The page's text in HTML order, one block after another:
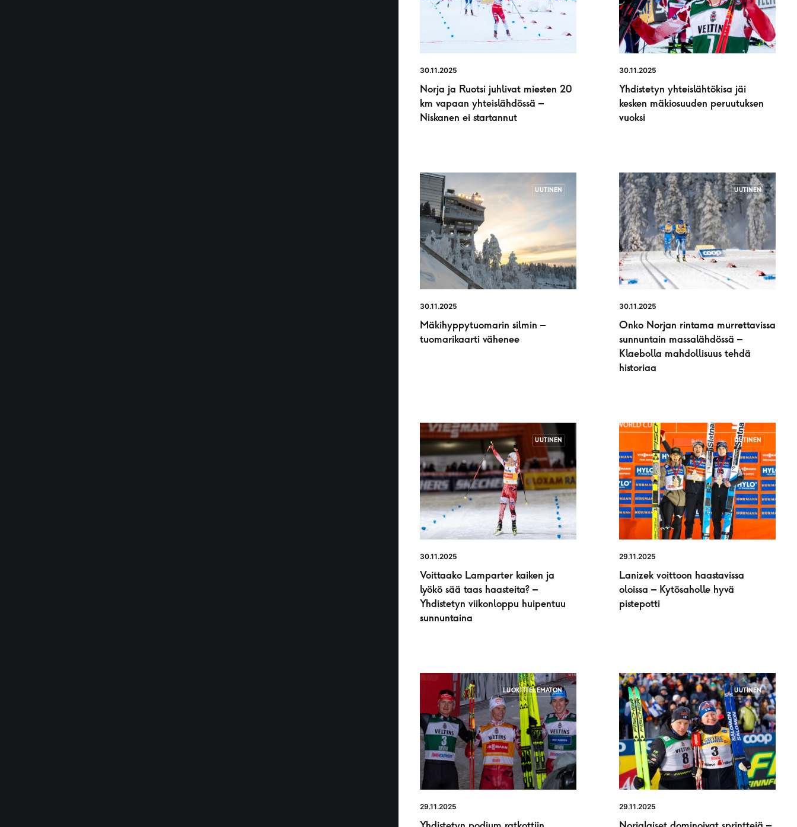
30.11.2025
Norja ja Ruotsi juhlivat miesten 20
km vapaan yhteislähdössä –
Niskanen ei startannut
30.11.2025
Yhdistetyn yhteislähtökisa jäi
kesken mäkiosuuden peruutuksen
vuoksi
UUTINEN
30.11.2025
Mäkihyppytuomarin silmin –
tuomarikaarti vähenee
UUTINEN
30.11.2025
Onko Norjan rintama murrettavissa
sunnuntain massalähdössä –
Klaebolla mahdollisuus tehdä
historiaa
UUTINEN
30.11.2025
Voittaako Lamparter kaiken ja
lyökö sää taas haasteita? –
Yhdistetyn viikonloppu huipentuu
sunnuntaina
UUTINEN
29.11.2025
Lanizek voittoon haastavissa
oloissa – Kytösaholle hyvä
pistepotti
LUOKITTELEMATON
29.11.2025
UUTINEN
29.11.2025